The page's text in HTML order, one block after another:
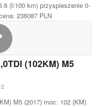
(l/100 km) przyspieszenie 0-
236087 PLN
(102KM) M5
M5 (2017) moc: 102 (KM)